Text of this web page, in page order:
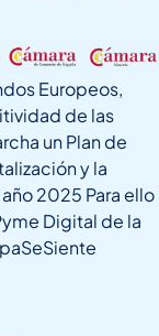
Europeos,
de las
un Plan de
y la
2025 Para ello
Digital de la